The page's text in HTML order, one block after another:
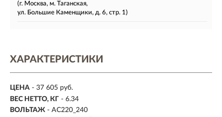
(г. Москва, м. Таганская,
ул. Большие Каменщики, д. 6, стр. 1)
ХАРАКТЕРИСТИКИ
ЦЕНА - 37 605 руб.
ВЕС НЕТТО, КГ - 6.34
ВОЛЬТАЖ - AC220_240